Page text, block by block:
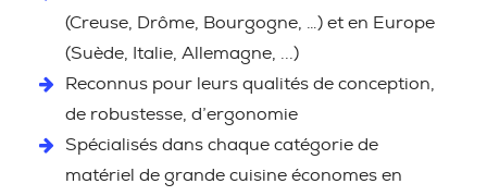
(Creuse, Drôme, Bourgogne, …) et en Europe
(Suède, Italie, Allemagne, ...)
Reconnus pour leurs qualités de conception,
de robustesse, d’ergonomie
Spécialisés dans chaque catégorie de
matériel de grande cuisine économes en